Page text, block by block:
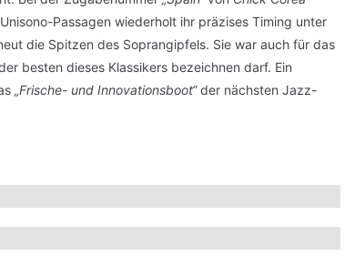
Passagen wiederholt ihr präzises Timing unter
die Spitzen des Soprangipfels. Sie war auch für das
besten dieses Klassikers bezeichnen darf. Ein
„Frische- und Innovationsboot“der nächsten Jazz-